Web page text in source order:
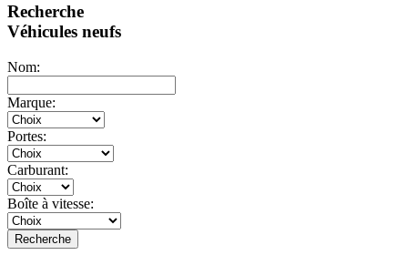
Recherche
Véhicules neufs
Nom:
Marque:
Portes:
Carburant:
Boîte à vitesse:
Recherche